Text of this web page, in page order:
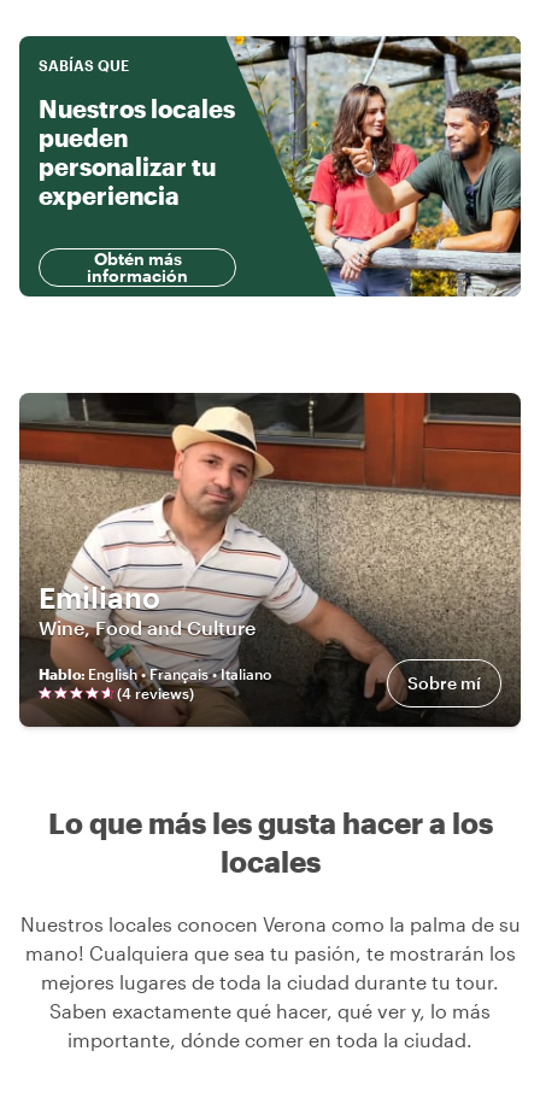
SABÍAS QUE
Nuestros locales
pueden
personalizar tu
experiencia
Obtén más
información
Emiliano
Wine, Food and Culture
Hablo: English • Français • Italiano
(4reviews) Sobre mí
Lo que más les gusta hacer a los
locales
Nuestros locales conocen Verona como la palma de su
mano! Cualquiera que sea tu pasión, te mostrarán los
mejores lugares de toda la ciudad durante tu tour.
Saben exactamente qué hacer, qué ver y, lo más
importante, dónde comer en toda la ciudad.